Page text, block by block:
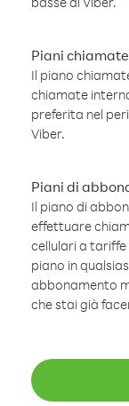
Piani
Il piano
chiamate
preferita nel
Viber.
Piani di
Il piano di
effettuare
cellulari a tariffe
piano in
abbonamento
che stai già